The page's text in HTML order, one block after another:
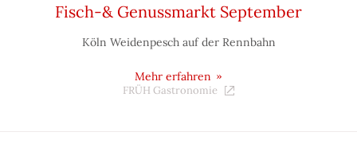
Fisch-& Genussmarkt September
Köln Weidenpesch auf der Rennbahn
Mehr erfahren
FRÜH Gastronomie